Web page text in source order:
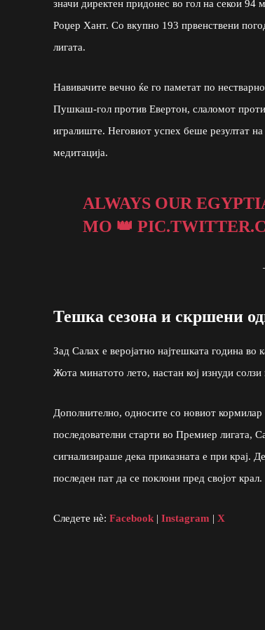
значи директен придонес во гол на секои
Роџер Хант. Со вкупно 193 првенствени
лигата.
Навивачите вечно ќе го паметат по
Пушкаш-гол против Евертон, слаломот
игралиште. Неговиот успех беше резултат
медитација.
ALWAYS OUR
MO 👑
Тешка сезона и скршени
Зад Салах е веројатно најтешката година
Жота минатото лето, настан кој изнуди
Дополнително, односите со новиот
последователни старти во Премиер лигата,
сигнализираше дека приказната е при крај.
последен пат да се поклони пред својот крал.
Следете нè: Facebook | Instagram | X